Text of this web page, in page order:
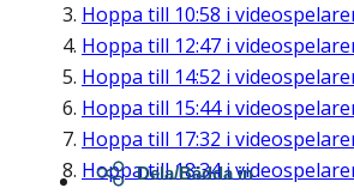
Hoppa till 10:58 i
Hoppa till 12:47 i
Hoppa till 14:52 i
Hoppa till 15:44i
Hoppa till 17:32 i
Hoppa till18:34i
Dela/Bädda in